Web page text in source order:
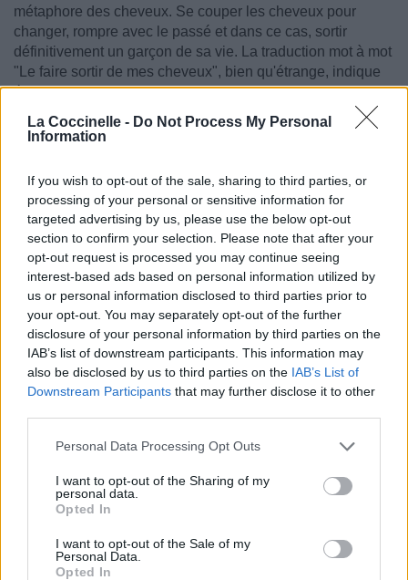
La Coccinelle - Do Not Process My Personal
Information
If you wish to opt-out of the sale, sharing to third parties, or
processing of your personal or sensitive information for
targeted advertising by us, please use the below opt-out
section to confirm your selection. Please note that after your
opt-out request is processed you may continue seeing
interest-based ads based on personal information utilized by
us or personal information disclosed to third parties prior to
your opt-out. You may separately opt-out of the further
disclosure of your personal information by third parties on the
IAB’s list of downstream participants. This information may
also be disclosed by us to third parties on the IAB’s List of
Downstream Participants that may further disclose it to other
Personal Data Processing Opt Outs
I want to opt-out of the Sharing of my
personal data.
Opted In
I want to opt-out of the Sale of my
Personal Data.
Opted In
métaphore des cheveux. Se couper les cheveux pour
changer, rompre avec le passé et dans ce cas, sortir
définitivement un garçon de sa vie. La traduction mot à mot
"Le faire sortir de mes cheveux", bien qu'étrange, indique
également ce besoin de le chasser ce garçon de son
Publié parLoony1d33
le 28 août 2015 à
Chanteurs : Little Mix